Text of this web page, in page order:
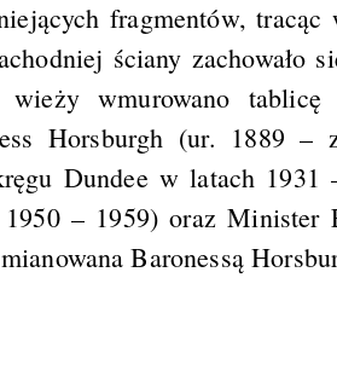
fragmentów,
ściany zachowało
wieży wmurowano
Horsburgh (ur. 1889
Dundee w latach
– 1959) oraz Minister
Baronessą